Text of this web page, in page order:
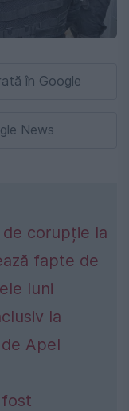
în Google
News
corupție la
fapte de
luni
la
Apel